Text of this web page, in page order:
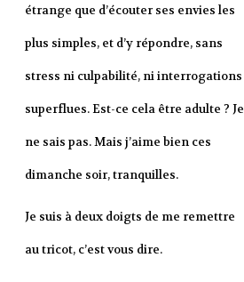
étrange que d’écouter ses envies les
plus simples, et d’y répondre, sans
stress ni culpabilité, ni interrogations
superflues. Est-ce cela être adulte ? Je
ne sais pas. Mais j’aime bien ces
dimanche soir, tranquilles.
Je suis à deux doigts de me remettre
au tricot, c’est vous dire.